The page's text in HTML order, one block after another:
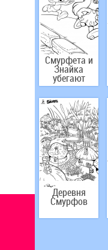
Смурфета и
Знайка
убегают
Деревня
Смурфов